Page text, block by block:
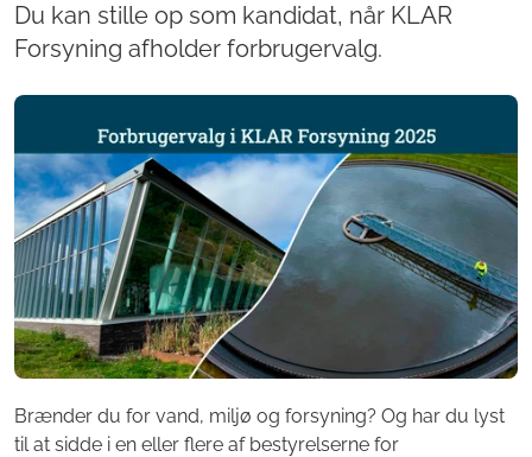
Du kan stille op som kandidat, når KLAR
Forsyning afholder forbrugervalg.
Brænder du for vand, miljø og forsyning? Og har du lyst
til at sidde i en eller flere af bestyrelserne for